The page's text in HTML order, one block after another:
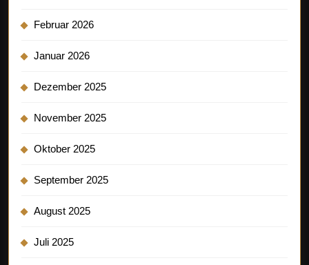
Februar 2026
Januar 2026
Dezember 2025
November 2025
Oktober 2025
September 2025
August 2025
Juli 2025